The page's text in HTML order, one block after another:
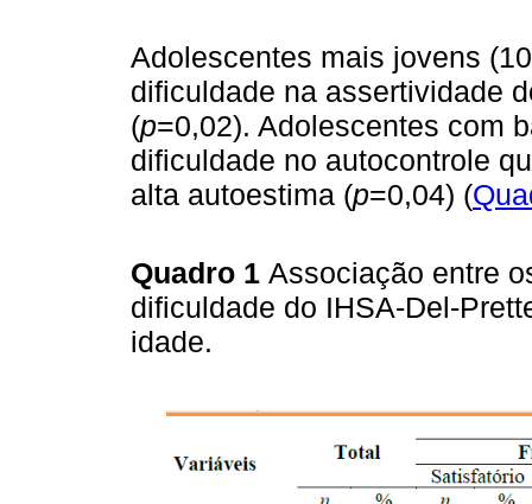
Adolescentes mais jovens
dificuldade na assertividade
(p=0,02). Adolescentes com
dificuldade no autocontrole
alta autoestima (p=0,04) (
Quadro 1 Associação entre
dificuldade do IHSA-Del-
idade.